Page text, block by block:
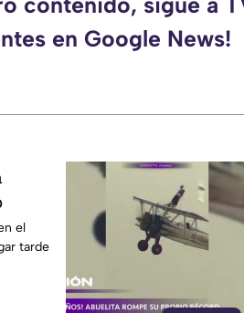
en Google News!
el
tarde